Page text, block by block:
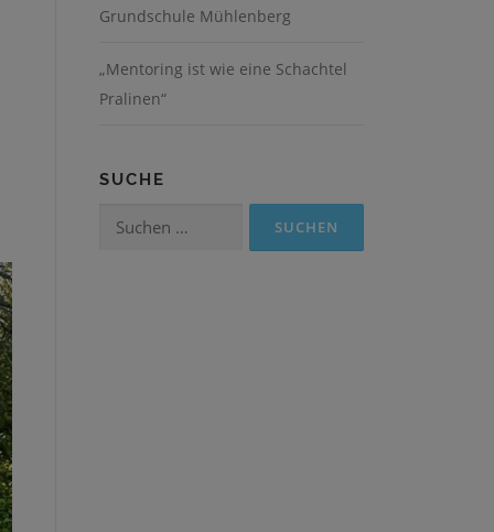
Grundschule Mühlenberg
„Mentoring ist wie eine Schachtel
Pralinen“
SUCHE
Suchen